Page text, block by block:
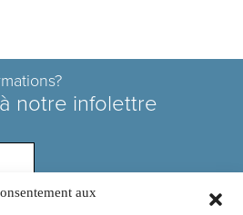
aux
notre infolettre